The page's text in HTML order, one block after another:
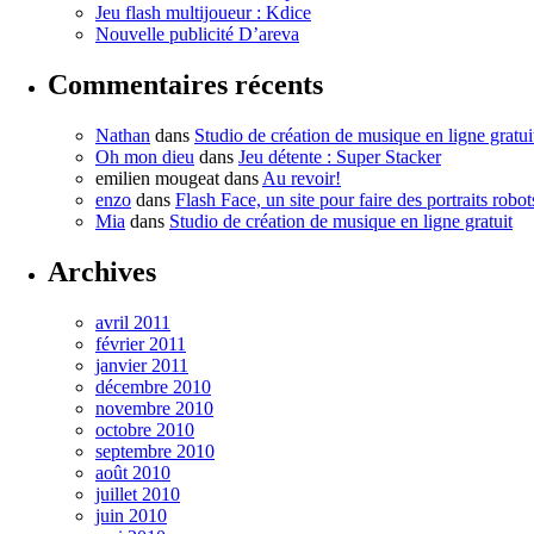
Jeu flash multijoueur : Kdice
Nouvelle publicité D’areva
Commentaires récents
Nathan dans Studio de création de musique en ligne
Oh mon dieu dans Jeu détente : Super Stacker
emilien mougeat dans Au revoir!
enzo dans Flash Face, un site pour faire des portraits
Mia dans Studio de création de musique en ligne gratuit
Archives
avril 2011
février 2011
janvier 2011
décembre 2010
novembre 2010
octobre 2010
septembre 2010
août 2010
juillet 2010
juin 2010